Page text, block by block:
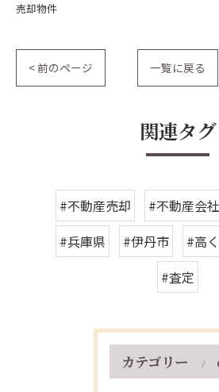
売却物件
< 前のページ 一覧に戻る
関連タグ
#不動産売却 #不動産会社
#兵庫県
#伊丹市 #高
#査定
カテゴリー